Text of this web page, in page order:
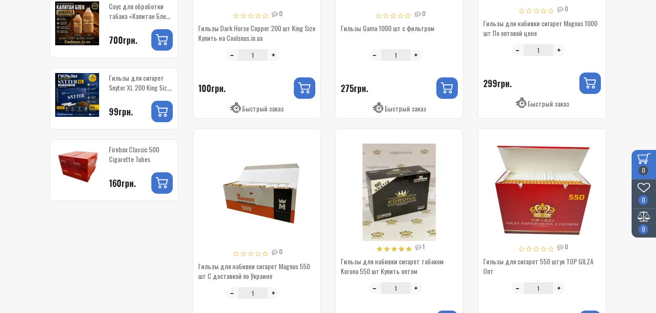
0
0
0
Соус для обработки
табака «Капитан Блек
Украине
700грн.
Гильзы для сигарет
Snyter XL 200 King Size
99грн.
Firebox Classic 500
Cigarette Tubes
160грн.
0
Гильзы Dark Horse Copper 200 шт King Size
Купить на Coolsnus.in.ua
100грн.
Быстрый заказ
0
Гильзы Gama 1000 шт с фильтром
275грн.
Быстрый заказ
0
Гильзы для набивки сигарет Magnus 1000
шт По оптовой цене
299грн.
Быстрый заказ
0
Гильзы для набивки сигарет Magnus 550
шт С доставкой по Украине
1
Гильзы для набивки сигарет табаком
Korona 550 шт Купить оптом
0
Гильзы для сигарет 550 штук TOP GILZA
Опт